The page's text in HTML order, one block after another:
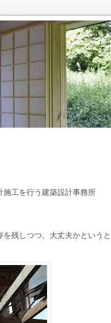
工を行う建築設計事務所
残しつつ、大丈夫かというと